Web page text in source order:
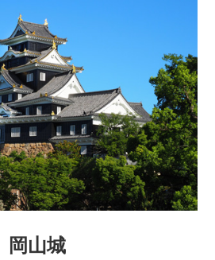
岡山城